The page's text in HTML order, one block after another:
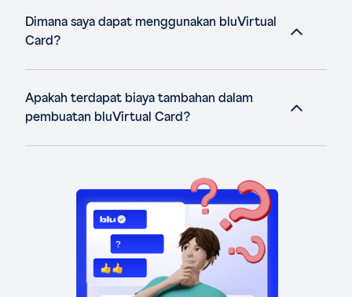
Dimana saya dapat menggunakan bluVirtual
Card?
Apakah terdapat biaya tambahan dalam
pembuatan bluVirtual Card?